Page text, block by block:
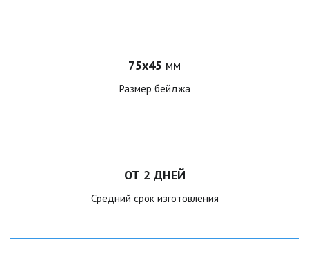
75х45 мм
Размер бейджа
ОТ 2 ДНЕЙ
Средний срок изготовления